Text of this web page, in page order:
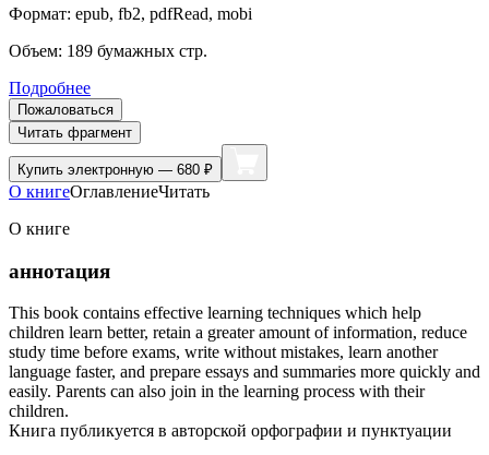
Формат: epub, fb2, pdfRead, mobi
Объем: 189 бумажных стр.
Подробнее
Пожаловаться
Читать фрагмент
Купить электронную — 680 ₽
О книгеОглавлениеЧитать
О книге
аннотация
This book contains effective learning techniques which help
children learn better, retain a greater amount of information, reduce
study time before exams, write without mistakes, learn another
language faster, and prepare essays and summaries more quickly and
easily. Parents can also join in the learning process with their
children.
Книга публикуется в авторской орфографии и пунктуации